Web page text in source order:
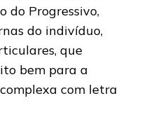
do Progressivo,
do indivíduo,
que
bem para a
com letra